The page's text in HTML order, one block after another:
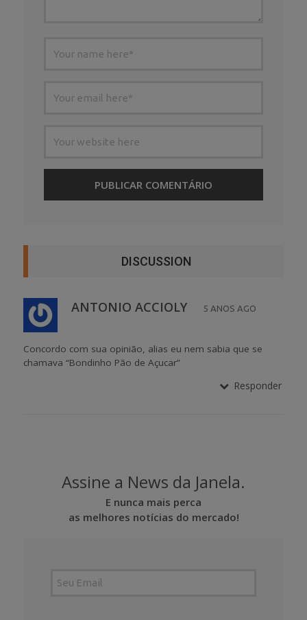
DISCUSSION
ANTONIO ACCIOLY 5 ANOS AGO
Concordo com sua opinião, alias eu nem sabia que se
chamava “Bondinho Pão de Açucar”
Responder
Assine a News da Janela.
E nunca mais perca
as melhores notícias do mercado!